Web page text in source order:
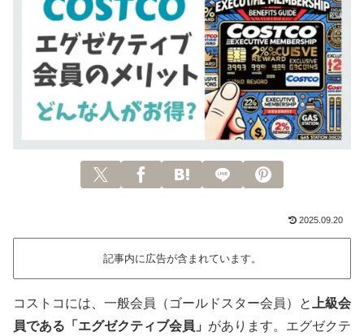
2025.09.20
記事内に広告が含まれています。
コストコには、一般会員（ゴールドスター会員）と
上級会
員である「エグゼクティブ会員」 があります。エグゼクテ